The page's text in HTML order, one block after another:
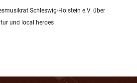
Schleswig-Holstein e.V. über
und local heroes